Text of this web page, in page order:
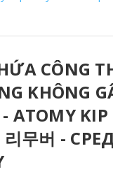
CÔNG
KHÔNG
ATOMY KIP
리무버 -